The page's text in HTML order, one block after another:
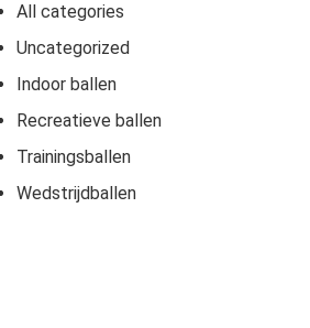
All categories
Uncategorized
Indoor ballen
Recreatieve ballen
Trainingsballen
Wedstrijdballen